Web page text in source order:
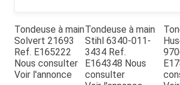
Tondeuse à main
Solvert 21693
Ref. E165222
Nous consulter
Voir l'annonce
Tondeuse à main
Stihl 6340-011-
3434 Ref.
E164348 Nous
consulter